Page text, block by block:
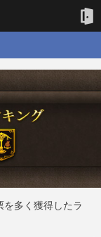
多く獲得したラ